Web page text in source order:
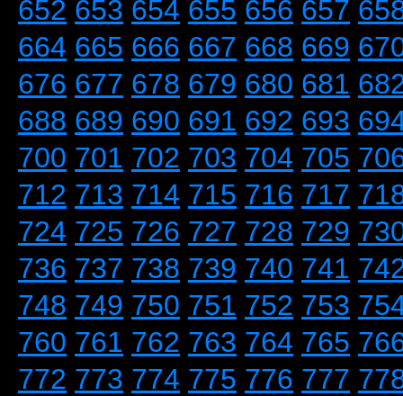
652 653 654 655 656 657
664 665 666 667 668 669
676 677 678 679 680 681
688 689 690 691 692 693
700 701 702 703 704 705
712 713 714 715 716 717
724 725 726 727 728 729
736 737 738 739 740 741
748 749 750 751 752 753
760 761 762 763 764 765
772 773 774 775 776 777